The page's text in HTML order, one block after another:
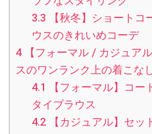
3.3 【秋冬】ショート
ウスのきれいめコーデ
4【フォーマル / カジュア
スのワンランク上の着こな
4.1
【フォーマル】コ
タイブラウス
4.2 【カジュアル】セ